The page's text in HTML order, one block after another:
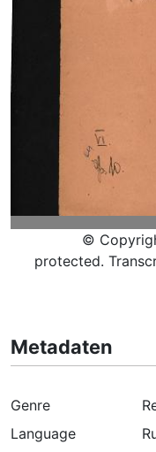
©
protected.
Metadaten
Genre
Language